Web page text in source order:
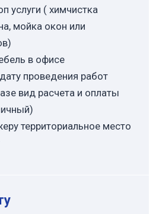
услуги ( химчистка
мойка окон или
в офисе
проведения работ
вид расчета и оплаты
территориальное место